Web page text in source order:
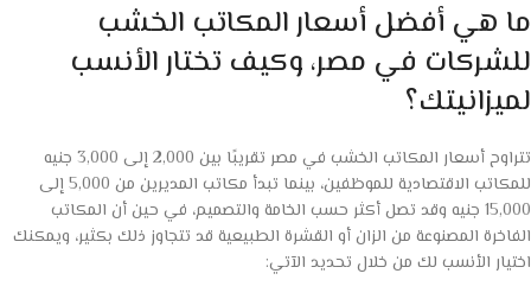
ما هي أفضل أسعار المكاتب الخشب
للشركات في مصر، وكيف تختار الأنسب
لميزانيتك؟
تتراوح أسعار المكاتب الخشب في مصر تقريبًا بين 2,000 إلى 3,000 جنيه
للمكاتب الاقتصادية للموظفين، بينما تبدأ مكاتب المديرين من 5,000 إلى
15,000 جنيه وقد تصل أكثر حسب الخامة والتصميم، في حين أن المكاتب
الفاخرة المصنوعة من الزان أو القشرة الطبيعية قد تتجاوز ذلك بكثير، ويمكنك
اختيار الأنسب لك من خلال تحديد الآتي: